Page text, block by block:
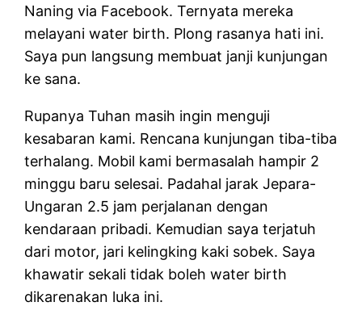
Naning via Facebook. Ternyata mereka
melayani water birth. Plong rasanya hati ini.
Saya pun langsung membuat janji kunjungan
ke sana.
Rupanya Tuhan masih ingin menguji
kesabaran kami. Rencana kunjungan tiba-tiba
terhalang. Mobil kami bermasalah hampir 2
minggu baru selesai. Padahal jarak Jepara-
Ungaran 2.5 jam perjalanan dengan
kendaraan pribadi. Kemudian saya terjatuh
dari motor, jari kelingking kaki sobek. Saya
khawatir sekali tidak boleh water birth
dikarenakan luka ini.